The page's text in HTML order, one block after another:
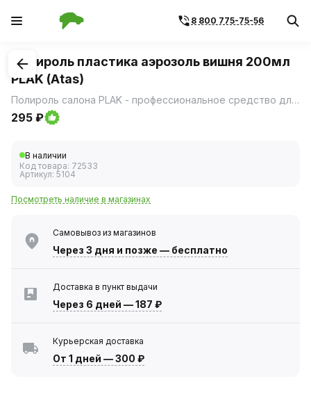
8 800 775-75-56
1/1
Полироль пластика аэрозоль вишня 200мл
PLAK (Atas)
Полироль салона PLAK - профессиональное средство для ухода за интерьером автомобиля, выпускаемое в форме аэрозоля с ароматом вишни.
295 ₽
В наличии
Код товара: 72533
Артикул: 5104
Посмотреть наличие в магазинах
Самовывоз из магазинов
Через 3 дня и позже — бесплатно
Доставка в пункт выдачи
Через 6 дней —187 ₽
Курьерская доставка
От 1 дней —300 ₽